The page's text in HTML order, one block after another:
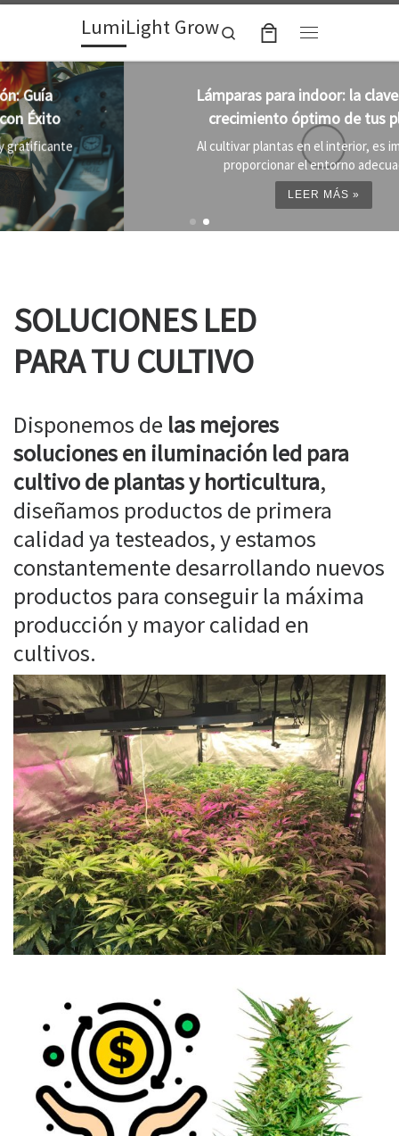
Skip to contentLumiLight Grow
Search
Lámparas para indoor: la clave para un
crecimiento óptimo de tus plantas
Al cultivar plantas en el interior, es importante
proporcionar el entorno adecuado ...
SOLUCIONES LED
PARA TU CULTIVO
Disponemos de las mejores
soluciones en iluminación led para
cultivo de plantas y horticultura,
diseñamos productos de primera
calidad ya testeados, y estamos
constantemente desarrollando nuevos
productos para conseguir la máxima
producción y mayor calidad en
cultivos.